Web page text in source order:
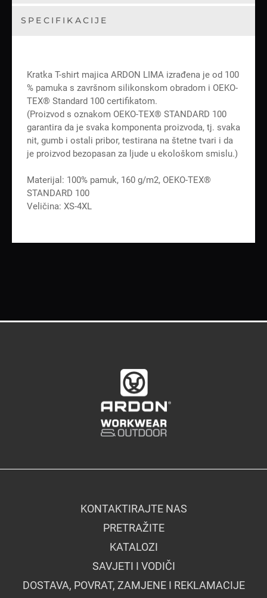
SPECIFIKACIJE
Kratka T-shirt majica ARDON LIMA izrađena je od 100
% pamuka s završnom silikonskom obradom i OEKO-
TEX® Standard 100 certifikatom.
(Proizvod s oznakom OEKO-TEX® STANDARD 100
garantira da je svaka komponenta proizvoda, tj. svaka
nit, gumb i ostali pribor, testirana na štetne tvari i da
je proizvod bezopasan za ljude u ekološkom smislu.)
Materijal: 100% pamuk, 160 g/m2, OEKO-TEX®
STANDARD 100
Veličina: XS-4XL
KONTAKTIRAJTE NAS
PRETRAŽITE
KATALOZI
SAVJETI I VODIČI
DOSTAVA, POVRAT, ZAMJENE I REKLAMACIJE